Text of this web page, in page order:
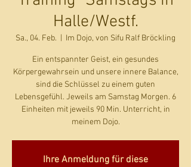
Halle/Westf.
Sa., 04. Feb. Im Dojo, von Sifu Ralf Bröckling
Ein entspannter Geist, ein gesundes
Körpergewahrsein und unsere innere Balance,
sind die Schlüssel zu einem guten
Lebensgefühl. Jeweils am Samstag Morgen. 6
Einheiten mit jeweils 90 Min. Unterricht, in
meinem Dojo.
Ihre Anmeldung für diese